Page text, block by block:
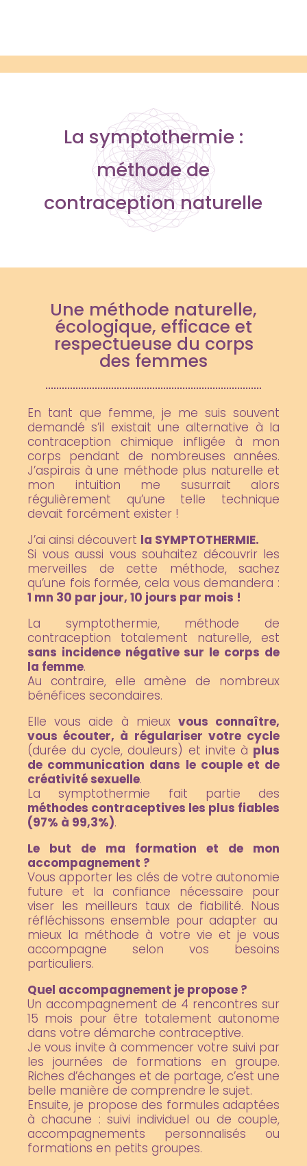
La symptothermie :
méthode de
contraception naturelle
Une méthode naturelle,
écologique, efficace et
respectueuse du corps
des femmes
En tant que femme, je me suis souvent
demandé s’il existait une alternative à la
contraception chimique infligée à mon
corps pendant de nombreuses années.
J’aspirais à une méthode plus naturelle et
mon intuition me susurrait alors
régulièrement qu’une telle technique
devait forcément exister !
J’ai ainsi découvert la SYMPTOTHERMIE.
Si vous aussi vous souhaitez découvrir les
merveilles de cette méthode, sachez
qu’une fois formée, cela vous demandera :
1 mn 30 par jour, 10 jours par mois !
La symptothermie, méthode de
contraception totalement naturelle, est
sans incidence négative sur le corps de
la femme.
Au contraire, elle amène de nombreux
bénéfices secondaires.
Elle vous aide à mieux vous connaître,
vous écouter, à régulariser votre cycle
(durée du cycle, douleurs) et invite à plus
de communication dans le couple et de
créativité sexuelle.
La symptothermie fait partie des
méthodes contraceptives les plus fiables
(97% à 99,3%).
Le but de ma formation et de mon
accompagnement ?
Vous apporter les clés de votre autonomie
future et la confiance nécessaire pour
viser les meilleurs taux de fiabilité. Nous
réfléchissons ensemble pour adapter au
mieux la méthode à votre vie et je vous
accompagne selon vos besoins
particuliers.
Quel accompagnement je propose ?
Un accompagnement de 4 rencontres sur
15 mois pour être totalement autonome
dans votre démarche contraceptive.
Je vous invite à commencer votre suivi par
les journées de formations en groupe.
Riches d’échanges et de partage, c’est une
belle manière de comprendre le sujet.
Ensuite, je propose des formules adaptées
à chacune : suivi individuel ou de couple,
accompagnements personnalisés ou
formations en petits groupes.